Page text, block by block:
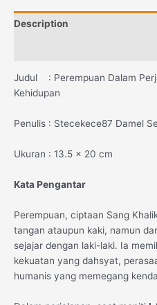
Description
Judul : Perempuan Dalam
Kehidupan
Penulis : Stecekece87 Damel
Ukuran : 13.5 x 20 cm
Kata Pengantar
Perempuan, ciptaan Sang
tangan ataupun kaki, namun
sejajar dengan laki-laki. Ia
kekuatan yang dahsyat,
humanis yang memegang